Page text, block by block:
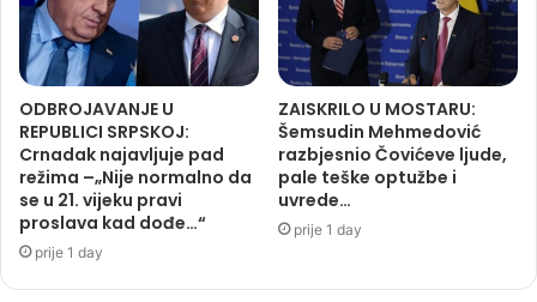
ODBROJAVANJE U
REPUBLICI SRPSKOJ:
Crnadak najavljuje pad
režima –„Nije normalno da
se u 21. vijeku pravi
proslava kad dođe…“
prije 1 day
ZAISKRILO U MOSTARU:
Šemsudin Mehmedović
razbjesnio Čovićeve ljude,
pale teške optužbe i
uvrede…
prije 1 day